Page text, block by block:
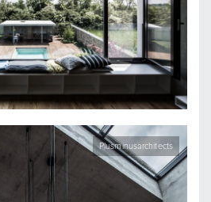
Plusminusarchitects